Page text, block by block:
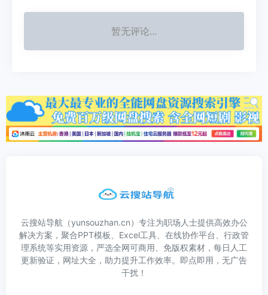
暂无评论...
云搜站导航（yunsouzhan.cn）专注为职场人士提供高效办公
解决方案，聚合PPT模板、Excel工具、在线协作平台、行政管
理系统等实用资源，严选全网可商用、免版权素材，每日人工
更新验证，网址大全，助力提升工作效率。即点即用，无广告
干扰！